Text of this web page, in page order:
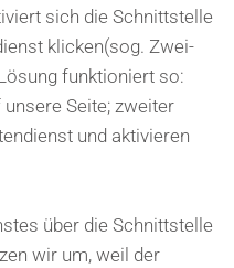
sich die Schnittstelle
klicken(sog. Zwei-
funktioniert so:
Seite; zweiter
und aktivieren
über die Schnittstelle
wir um, weil der